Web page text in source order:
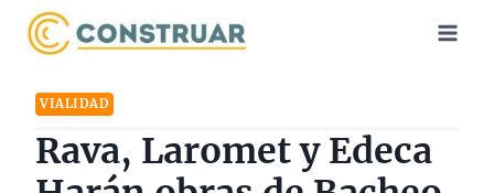
Saltar
VIALIDAD
Rava, Laromet y Edeca